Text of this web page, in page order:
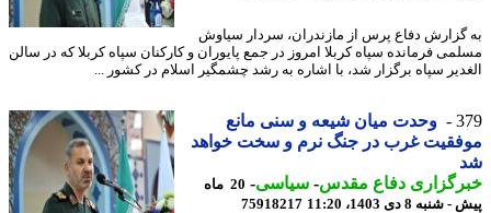
دفاع پرس از مازندران، سردار سیاوش
فرمانده سپاه کربلا امروز در جمع پایوران و کارکنان سپاه کربلا که در سالن
سپاه برگزار شد، با اشاره به رشد چشمگیر اسلام در کشور ...
وحدت میان شیعه و سنی مانع
غرب در جنگ نرم و سخت خواهد
دفاع مقدس-سیاسی-
20 ماه
8 دی 1403، 11:20
75918217